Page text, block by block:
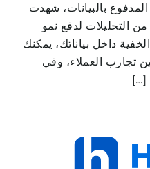
بالبيانات، شهدت
من التحليلات لدفع نمو
داخل بياناتك، يمكنك
تجارب العملاء، وفي
[…]